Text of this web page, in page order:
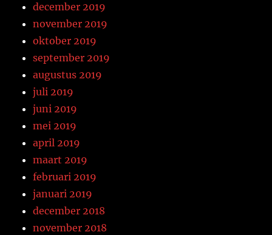
december 2019
november 2019
oktober 2019
september 2019
augustus 2019
juli 2019
juni 2019
mei 2019
april 2019
maart 2019
februari 2019
januari 2019
december 2018
november 2018